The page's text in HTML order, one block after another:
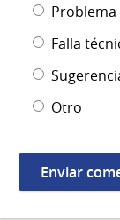
Falla
Otro